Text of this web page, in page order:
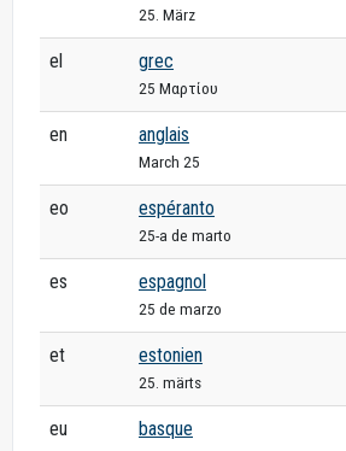
25. März
el grec
25 Μαρτίου
en anglais
March 25
eo espéranto
25-a de marto
es espagnol
25 de marzo
et estonien
25. märts
eu basque